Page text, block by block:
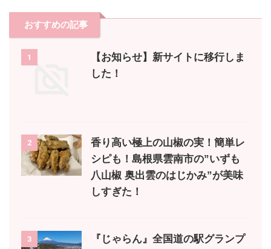
おすすめの記事
1
【お知らせ】新サイトに移行しま
した！
2
香り高い極上の山椒の実！簡単レ
シピも！島根県雲南市の”いずも
八山椒 奥出雲のはじかみ”が美味
しすぎた！
3
『じゃらん』全国道の駅グランプ